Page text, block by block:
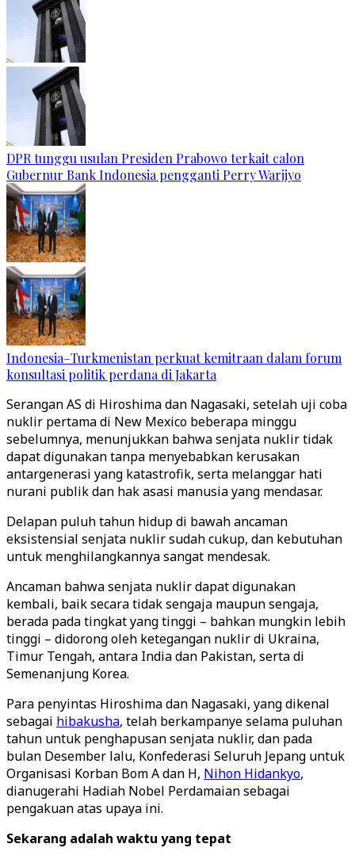
DPR tunggu usulan Presiden Prabowo terkait calon
Gubernur Bank Indonesia pengganti Perry Warjiyo
Indonesia–Turkmenistan perkuat kemitraan dalam forum
konsultasi politik perdana di Jakarta
Serangan AS di Hiroshima dan Nagasaki, setelah uji coba
nuklir pertama di New Mexico beberapa minggu
sebelumnya, menunjukkan bahwa senjata nuklir tidak
dapat digunakan tanpa menyebabkan kerusakan
antargenerasi yang katastrofik, serta melanggar hati
nurani publik dan hak asasi manusia yang mendasar.
Delapan puluh tahun hidup di bawah ancaman
eksistensial senjata nuklir sudah cukup, dan kebutuhan
untuk menghilangkannya sangat mendesak.
Ancaman bahwa senjata nuklir dapat digunakan
kembali, baik secara tidak sengaja maupun sengaja,
berada pada tingkat yang tinggi – bahkan mungkin lebih
tinggi – didorong oleh ketegangan nuklir di Ukraina,
Timur Tengah, antara India dan Pakistan, serta di
Semenanjung Korea.
Para penyintas Hiroshima dan Nagasaki, yang dikenal
sebagai hibakusha, telah berkampanye selama puluhan
tahun untuk penghapusan senjata nuklir, dan pada
bulan Desember lalu, Konfederasi Seluruh Jepang untuk
Organisasi Korban Bom A dan H, Nihon Hidankyo,
dianugerahi Hadiah Nobel Perdamaian sebagai
pengakuan atas upaya ini.
Sekarang adalah waktu yang tepat